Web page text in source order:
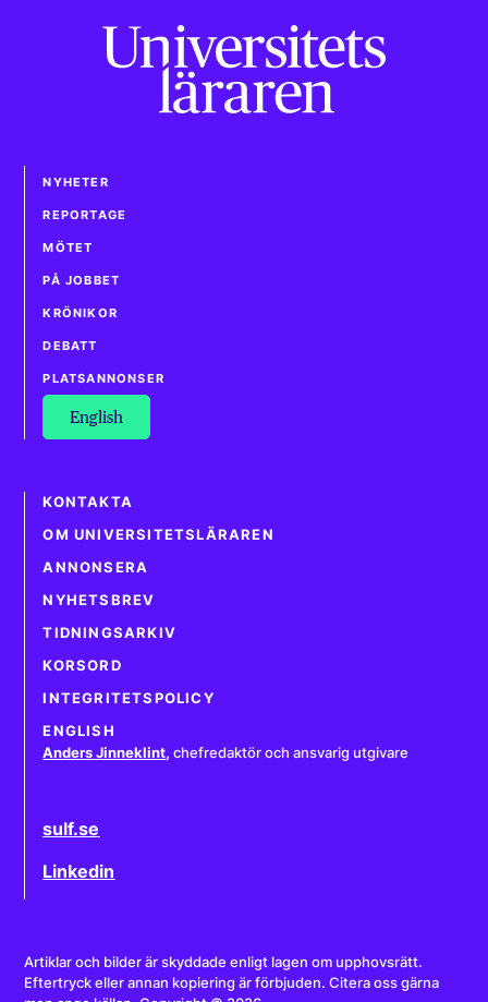
NYHETER
REPORTAGE
MÖTET
PÅ JOBBET
KRÖNIKOR
DEBATT
PLATSANNONSER
English
KONTAKTA
OM UNIVERSITETSLÄRAREN
ANNONSERA
NYHETSBREV
TIDNINGSARKIV
KORSORD
INTEGRITETSPOLICY
ENGLISH
Anders Jinneklint, chefredaktör och ansvarig utgivare
sulf.se
Linkedin
Artiklar och bilder är skyddade enligt lagen om upphovsrätt.
Eftertryck eller annan kopiering är förbjuden. Citera oss gärna